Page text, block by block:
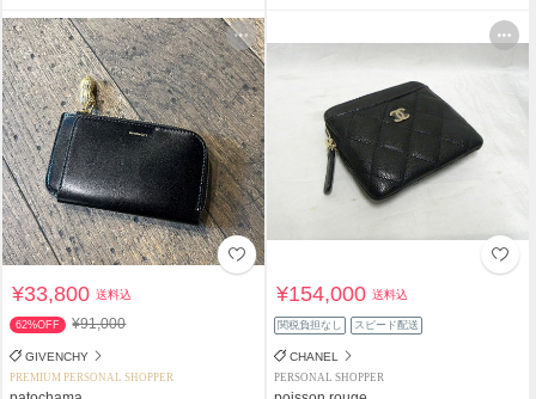
¥33,800送料込
62%OFF ¥91,000
GIVENCHY
PREMIUM PERSONAL SHOPPER
¥154,000送料込
関税負担なし スピード配送
CHANEL
PERSONAL SHOPPER